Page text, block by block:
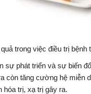
trong việc điều trị bệnh
sự phát triển và sự biến
còn tăng cường hệ miễn
hóa trị, xạ trị gây ra.